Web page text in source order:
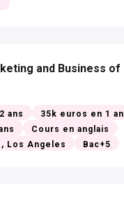
and Business of
2 ans
35k euros en 1 an
Cours en anglais
Los Angeles
Bac+5